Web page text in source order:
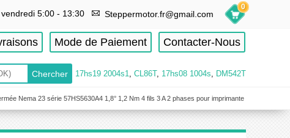
5:00 - 13:30 Steppermotor.fr@gmail.com
0
Mode de Paiement Contacter-Nous
17hs19 2004s1, CL86T, 17hs08 1004s, DM542T
Nema 23 série 57HS5630A4 1,8° 1,2 Nm 4 fils 3 A 2 phases pour imprimante